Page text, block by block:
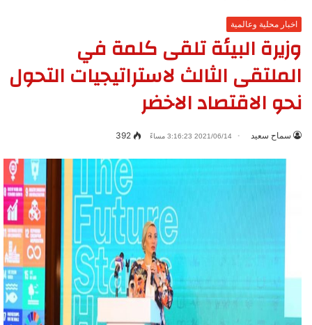
اخبار محلية وعالمية
وزيرة البيئة تلقى كلمة في
الملتقى الثالث لاستراتيجيات التحول
نحو الاقتصاد الاخضر
سماح سعيد 2021/06/14 3:16:23 مساءً 392